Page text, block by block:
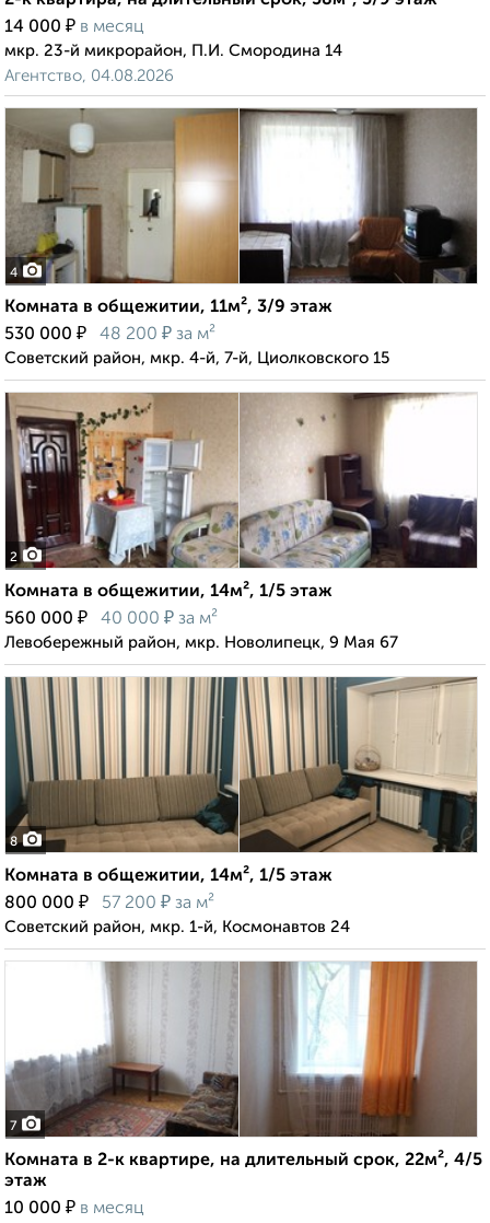
14 000 ₽ в месяц
мкр. 23-й микрорайон, П.И. Смородина 14
Агентство, 04.08.2026
4
Комната в общежитии, 11м², 3/9 этаж
530 000 ₽ 48 200 ₽ за м²
Советский район, мкр. 4-й, 7-й, Циолковского 15
2
Комната в общежитии, 14м², 1/5 этаж
560 000 ₽ 40 000 ₽ за м²
Левобережный район, мкр. Новолипецк, 9 Мая 67
8
Комната в общежитии, 14м², 1/5 этаж
800 000 ₽ 57 200 ₽ за м²
Советский район, мкр. 1-й, Космонавтов 24
7
Комната в 2-к квартире, на длительный срок, 22м², 4/5
этаж
10 000 ₽ в месяц